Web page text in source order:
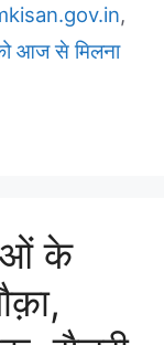
,
आज से मिलना
के